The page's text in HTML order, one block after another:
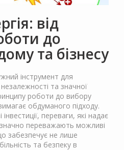
від
до
та бізнесу
інструмент для
та значної
роботи до вибору
обдуманого підходу.
переваги, які надає
переважають можливі
забезпечує не лише
та безпеку в